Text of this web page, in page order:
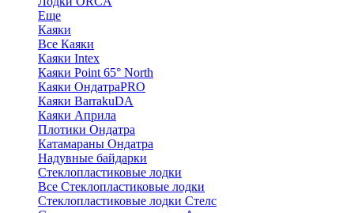
Еще
Каяки
Все Каяки
Каяки Intex
Каяки Point 65° North
Каяки ОндатраPRO
Каяки BarrakuDA
Каяки Априла
Плотики Ондатра
Катамараны Ондатра
Надувные байдарки
Стеклопластиковые лодки
Все Стеклопластиковые лодки
Стеклопластиковые лодки Стелс